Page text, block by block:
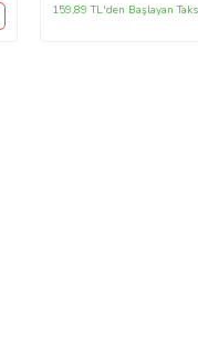
159,89 TL'den Başlayan